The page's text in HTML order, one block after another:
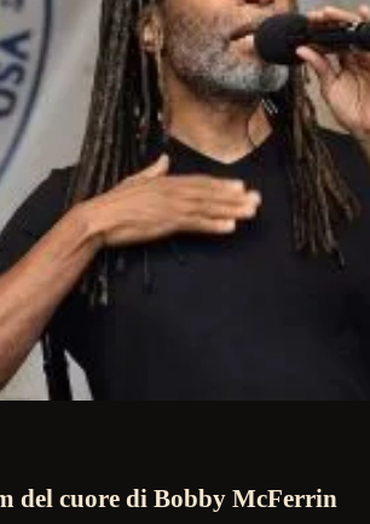
del cuore di Bobby McFerrin